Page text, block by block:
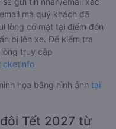
mà quý khách đã
lòng có mặt tại điểm đón
bị lên xe. Để kiểm tra
truy cập
họa bằng hình ảnh tại
Tết 2027 từ